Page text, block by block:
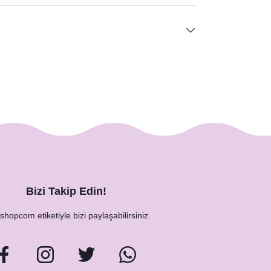
Bizi Takip Edin!
etiketiyle bizi paylaşabilirsiniz.